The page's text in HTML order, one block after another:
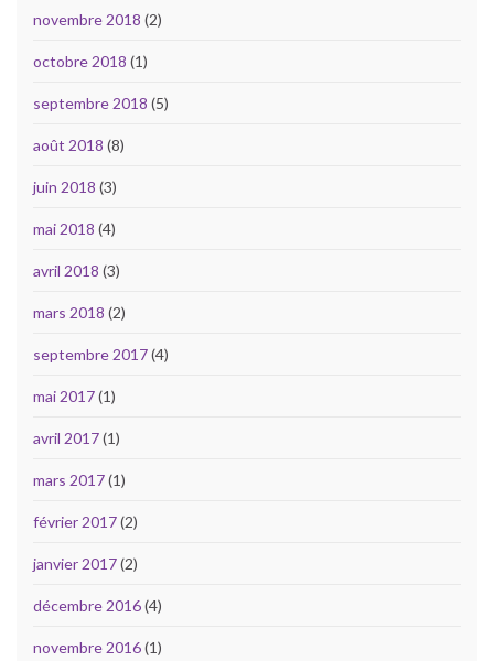
novembre 2018 (2)
octobre 2018 (1)
septembre 2018 (5)
août 2018 (8)
juin 2018 (3)
mai 2018 (4)
avril 2018 (3)
mars 2018 (2)
septembre 2017(4)
mai 2017(1)
avril 2017(1)
mars 2017(1)
février 2017(2)
janvier 2017(2)
décembre 2016(4)
novembre 2016(1)